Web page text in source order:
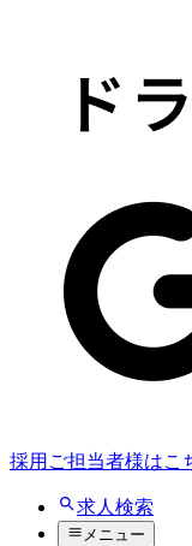
採用ご担当者様はこ
求人検索
メニュー